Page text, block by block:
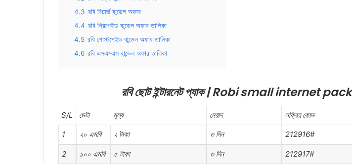
4.3 রবি রিচার্জ বান্ডেল অফার
4.4 রবি প্রিপেইড বান্ডেল অফার তালিকা
4.5 রবি পোস্টপেইড বান্ডেল অফার তালিকা
4.6 রবি এসএমএস বান্ডেল অফার তালিকা
রবি ছোটইন্টারনেট প্যাক| Robi small internet pack
S/L ডেটা মূল্য মেয়াদ সক্রিয় কোড
1 ২০ এমবি ২ টাকা ৩ দিন 212916#
2 ১০০ এমবি ৫ টাকা ৩ দিন 212917#